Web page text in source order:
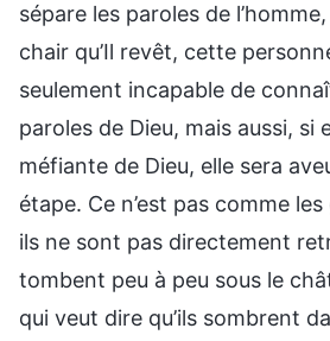
sépare les paroles de
chair qu’Il revêt, cette
seulement incapable de
paroles de Dieu, mais aussi, si
méfiante de Dieu, elle sera
étape. Ce n’est pas comme
ils ne sont pas directement
tombent peu à peu sous le
qui veut dire qu’ils sombrent